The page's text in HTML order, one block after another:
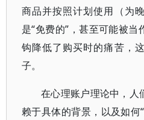
商品并按照计划使用（为
是“免费的”，甚至可能被
钩降低了购买时的痛苦，
子。
在心理账户理论中，人
赖于具体的背景，以及如何